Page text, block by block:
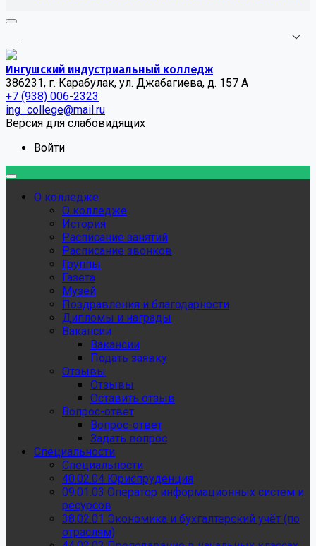
...
Ингушский индустриальный колледж
386231, г. Карабулак, ул. Джабагиева, д. 157 А
+7 (938) 006-2323
ing_college@mail.ru
Версия для слабовидящих
Войти
О колледже
О колледже
История
Расписание занятий
Расписание звонков
Группы
Газета
Музей
Поздравления и благодарности
Дипломы и награды
Вакансии
Вакансии
Подать заявку
Отзывы
Отзывы
Оставить отзыв
Вопрос-ответ
Вопрос-ответ
Задать вопрос
Специальности
Специальности
40.02.04 Юриспруденция
09.01.03 Оператор информационных систем и
ресурсов
38.02.01 Экономика и бухгалтерский учёт (по
отраслям)